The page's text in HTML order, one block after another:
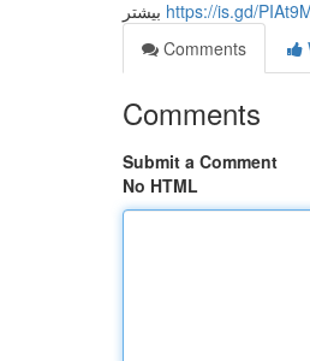
https://is.gd/
Comments
Comments
Submit a Comment
No HTML